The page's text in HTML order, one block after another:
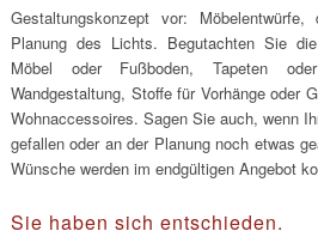
Gestaltungskonzept vor:
Planung des Lichts. Begutachten Sie
Möbel oder Fußboden, Tapeten
Wandgestaltung, Stoffe für Vorhänge oder
Wohnaccessoires. Sagen Sie auch, wenn
gefallen oder an der Planung noch etwas
Wünsche werden im endgültigen Angebot
Sie haben sich entschieden.